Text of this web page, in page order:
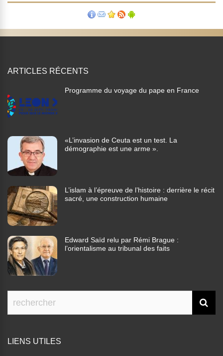
ARTICLES RÉCENTS
Programme du voyage du pape en France
«L’invasion de Ceuta est un test. La
démographie est une arme ».
L’islam à l’épreuve de l’histoire : derrière le récit
sacré, une construction humaine
Edward Saïd relu par Rémi Brague :
l’orientalisme au tribunal des faits
LIENS UTILES